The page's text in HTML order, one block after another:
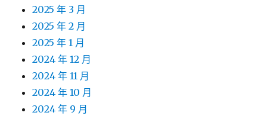
2025 年 3 月
2025 年 2 月
2025 年 1 月
2024 年 12 月
2024 年 11 月
2024 年 10 月
2024 年 9 月